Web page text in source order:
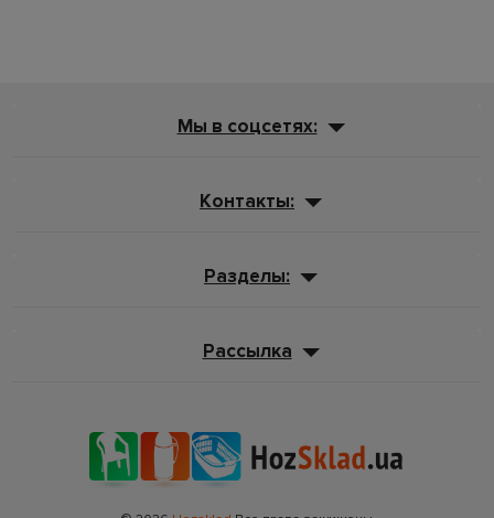
Мы в соцсетях:
Контакты:
Разделы:
Рассылка